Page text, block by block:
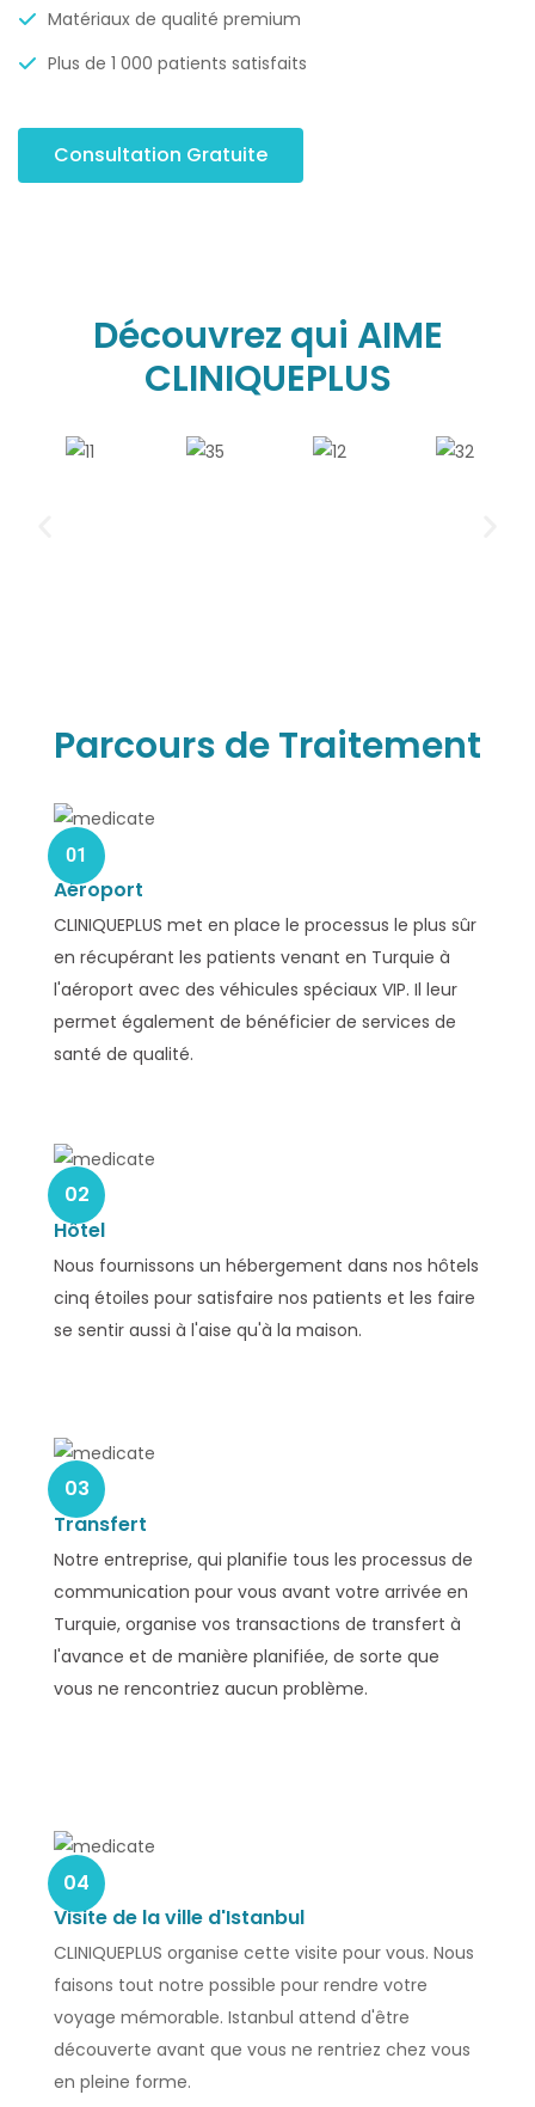
Matériaux de qualité premium
Plus de 1 000 patients satisfaits
Consultation Gratuite
Découvrez qui AIME
CLINIQUEPLUS
Parcours de Traitement
01
Aéroport
CLINIQUEPLUS met en place le processus le plus sûr
en récupérant les patients venant en Turquie à
l'aéroport avec des véhicules spéciaux VIP. Il leur
permet également de bénéficier de services de
santé de qualité.
02
Hôtel
Nous fournissons un hébergement dans nos hôtels
cinq étoiles pour satisfaire nos patients et les faire
se sentir aussi à l'aise qu'à la maison.
03
Transfert
Notre entreprise, qui planifie tous les processus de
communication pour vous avant votre arrivée en
Turquie, organise vos transactions de transfert à
l'avance et de manière planifiée, de sorte que
vous ne rencontriez aucun problème.
04
Visite de la ville d'Istanbul
CLINIQUEPLUS organise cette visite pour vous. Nous
faisons tout notre possible pour rendre votre
voyage mémorable. Istanbul attend d'être
découverte avant que vous ne rentriez chez vous
en pleine forme.